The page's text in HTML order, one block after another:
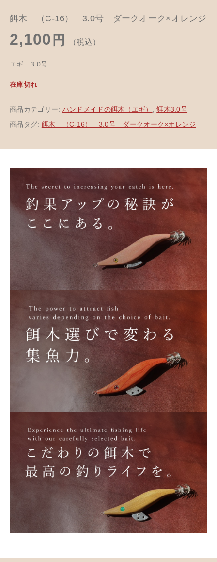
餌木 （C-16） 3.0号 ダークオーク×オレンジ
2,100 円 （税込）
エギ 3.0号
在庫切れ
商品カテゴリー: ハンドメイドの餌木（エギ） ,餌木3.0号
商品タグ: 餌木 （C-16） 3.0号 ダークオーク×オレンジ